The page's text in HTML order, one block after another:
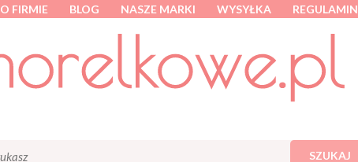
O FIRMIE BLOG NASZE MARKI WYSYŁKA REGULAMIN
SZUKAJ